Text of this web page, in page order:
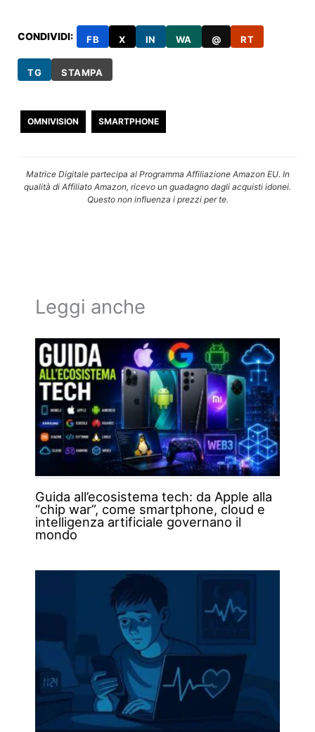
CONDIVIDI: FB X IN WA @ RT
TG STAMPA
OMNIVISION SMARTPHONE
Matrice Digitale partecipa al Programma Affiliazione Amazon EU. In
qualità di Affiliato Amazon, ricevo un guadagno dagli acquisti idonei.
Questo non influenza i prezzi per te.
Leggi anche
Guida all’ecosistema tech: da Apple alla
“chip war”, come smartphone, cloud e
intelligenza artificiale governano il
mondo